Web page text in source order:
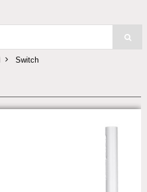
Switch